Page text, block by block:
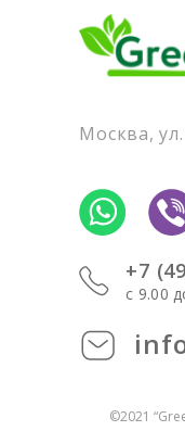
Москва,
+7
c 9.00
©2021